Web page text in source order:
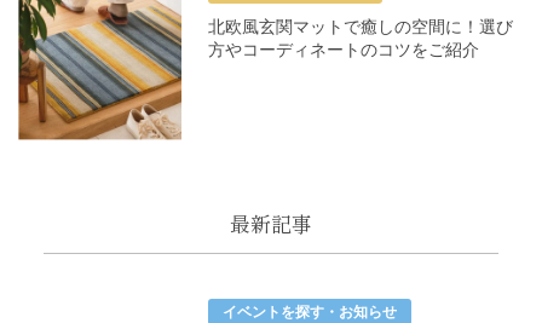
北欧風玄関マットで癒しの空間に！選び
方やコーディネートのコツをご紹介
最新記事
イベントを探す・お知らせ